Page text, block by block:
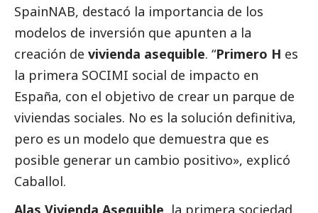
SpainNAB, destacó la importancia de los
modelos de inversión que apunten a la
creación de vivienda asequible. “Primero H es
la primera SOCIMI social de impacto en
España, con el objetivo de crear un parque de
viviendas sociales. No es la solución definitiva,
pero es un modelo que demuestra que es
posible generar un cambio positivo», explicó
Caballol.
Alas Vivienda Asequible , la primera sociedad